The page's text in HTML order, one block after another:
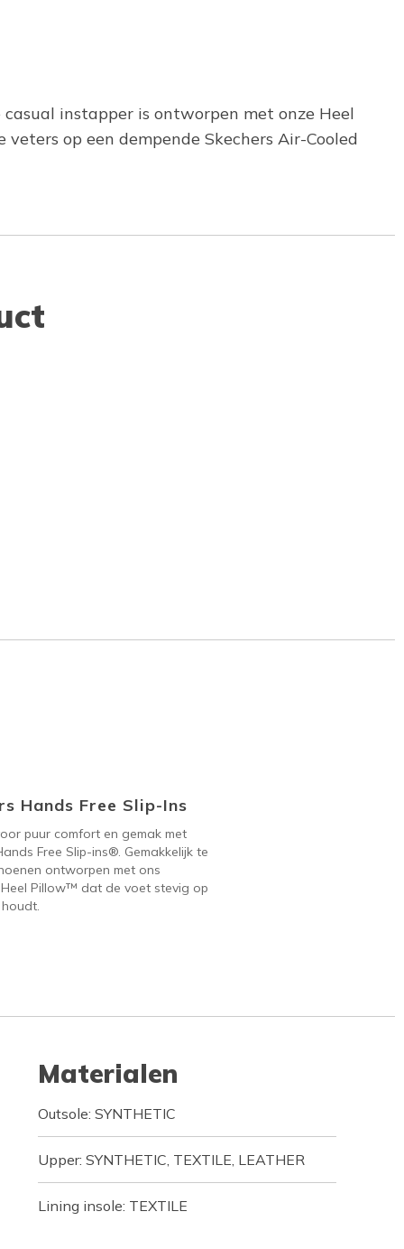
instapper is ontworpen met onze Heel
op een dempende Skechers Air-Cooled
Hands Free Slip-Ins
puur comfort en gemak met
Free Slip-ins®. Gemakkelijk te
ontworpen met ons
Heel Pillow™ dat de voet stevig op
Materialen
Outsole: SYNTHETIC
Upper: SYNTHETIC, TEXTILE, LEATHER
Lining insole: TEXTILE